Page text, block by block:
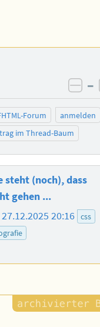
–
Forum
anmelden
im Thread-Baum
steht (noch), dass
gehen ...
27.12.2025 20:16 css